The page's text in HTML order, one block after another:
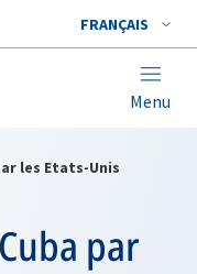
FRANÇAIS
Menu
les Etats-Unis
par